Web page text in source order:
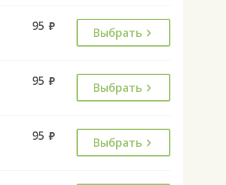
95 руб. Выбрать
95 руб. Выбрать
95 руб. Выбрать